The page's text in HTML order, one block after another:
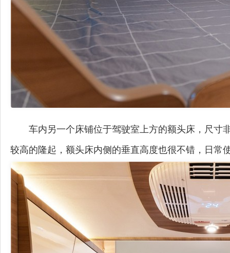
车内另一个床铺位于驾驶室上方的额头床，尺寸
较高的隆起，额头床内侧的垂直高度也很不错，日常